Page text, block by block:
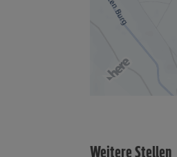
Weitere Stellen